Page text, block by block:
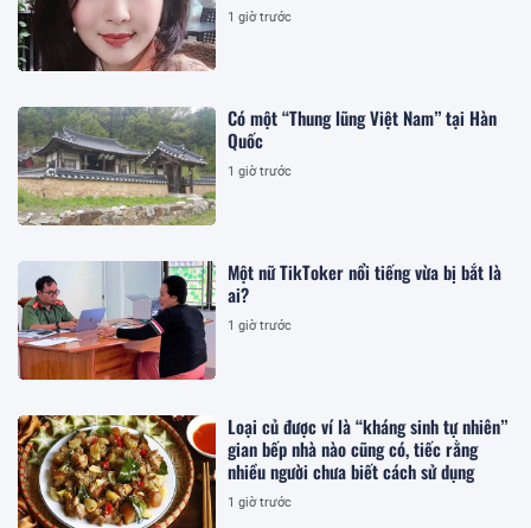
1 giờ trước
Có một “Thung lũng Việt Nam” tại Hàn
Quốc
1 giờ trước
Một nữ TikToker nổi tiếng vừa bị bắt là
ai?
1 giờ trước
Loại củ được ví là “kháng sinh tự nhiên”
gian bếp nhà nào cũng có, tiếc rằng
nhiều người chưa biết cách sử dụng
1 giờ trước